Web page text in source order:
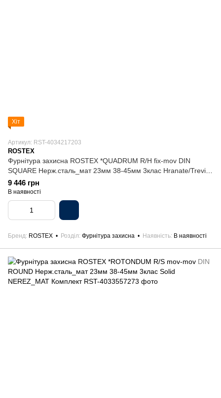
Хіт
Артикул: RST-4034217203
ROSTEX
Фурнітура захисна ROSTEX *QUADRUM R/H fix-mov DIN
SQUARE Нерж.сталь_мат 23мм 38-45мм 3клас Hranate/Treviso
NEREZ_MAT Комплект
9 446 грн
В наявності
Бренд ROSTEX Розділ Фурнітура захисна Наявність В наявності